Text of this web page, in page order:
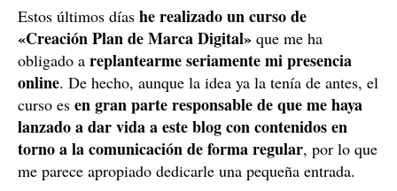
Estos últimos días he realizado un curso de
«Creación Plan de Marca Digital» que me ha
obligado a replantearme seriamente mi presencia
online. De hecho, aunque la idea ya la tenía de antes, el
curso es en gran parte responsable de que me haya
lanzado a dar vida a este blog con contenidos en
torno a la comunicación de forma regular, por lo que
me parece apropiado dedicarle una pequeña entrada.